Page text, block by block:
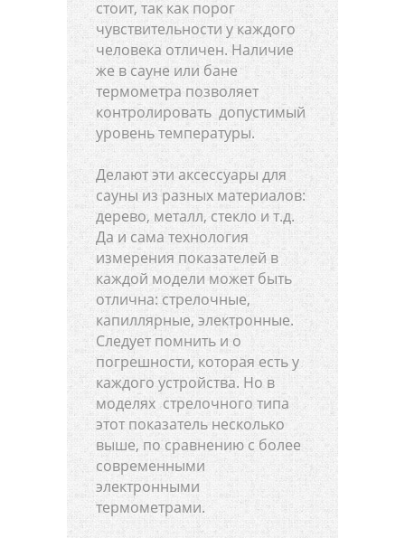
стоит, так как порог
чувствительности у каждого
человека отличен. Наличие
же в сауне или бане
термометра позволяет
контролировать допустимый
уровень температуры.
Делают эти аксессуары для
сауны из разных материалов:
дерево, металл, стекло и т.д.
Да и сама технология
измерения показателей в
каждой модели может быть
отлична: стрелочные,
капиллярные, электронные.
Следует помнить и о
погрешности, которая есть у
каждого устройства. Но в
моделях стрелочного типа
этот показатель несколько
выше, по сравнению с более
современными
электронными
термометрами.